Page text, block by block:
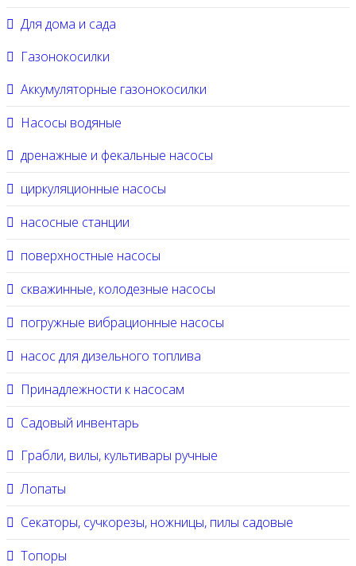
Для дома и сада
Газонокосилки
Аккумуляторные газонокосилки
Насосы водяные
дренажные и фекальные насосы
циркуляционные насосы
насосные станции
поверхностные насосы
скважинные, колодезные насосы
погружные вибрационные насосы
насос для дизельного топлива
Принадлежности к насосам
Садовый инвентарь
Грабли, вилы, культивары ручные
Лопаты
Секаторы, сучкорезы, ножницы, пилы садовые
Топоры